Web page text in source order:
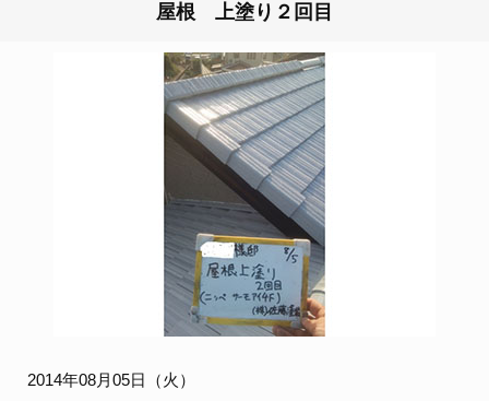
屋根 上塗り２回目
2014年08月05日（火）